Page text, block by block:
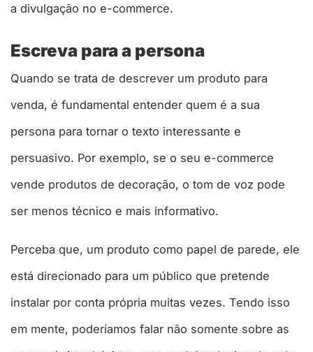
a divulgação no e-commerce.
Escreva para a persona
Quando se trata de descrever um produto para
venda, é fundamental entender quem é a sua
persona para tornar o texto interessante e
persuasivo. Por exemplo, se o seu e-commerce
vende produtos de decoração, o tom de voz pode
ser menos técnico e mais informativo.
Perceba que, um produto como papel de parede, ele
está direcionado para um público que pretende
instalar por conta própria muitas vezes. Tendo isso
em mente, poderíamos falar não somente sobre as